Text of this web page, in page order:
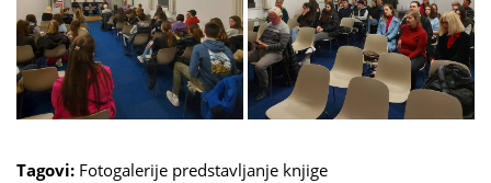
Tagovi: Fotogalerije predstavljanje knjige